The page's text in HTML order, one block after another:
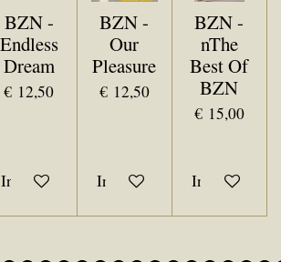
BZN -
Endless
Dream
€ 12,50
In winkelwagen
BZN -
Our
Pleasure
€ 12,50
In winkelwagen
BZN -
nThe
Best Of
BZN
€ 15,00
In